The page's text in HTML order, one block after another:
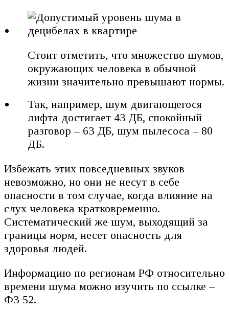
Стоит отметить, что множество шумов,
окружающих человека в обычной
жизни значительно превышают нормы.
Так, например, шум двигающегося
лифта достигает 43 ДБ, спокойный
разговор – 63 ДБ, шум пылесоса – 80
ДБ.
Избежать этих повседневных звуков
невозможно, но они не несут в себе
опасности в том случае, когда влияние на
слух человека кратковременно.
Систематический же шум, выходящий за
границы норм, несет опасность для
здоровья людей.
Информацию по регионам РФ относительно
времени шума можно изучить по ссылке –
ФЗ 52.